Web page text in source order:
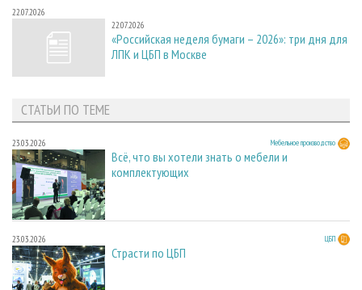
22.07.2026
22.07.2026
«Российская неделя бумаги – 2026»: три дня для
ЛПК и ЦБП в Москве
СТАТЬИ ПО ТЕМЕ
23.03.2026 Мебельное производство
Всё, что вы хотели знать о мебели и
комплектующих
23.03.2026 ЦБП
Страсти по ЦБП